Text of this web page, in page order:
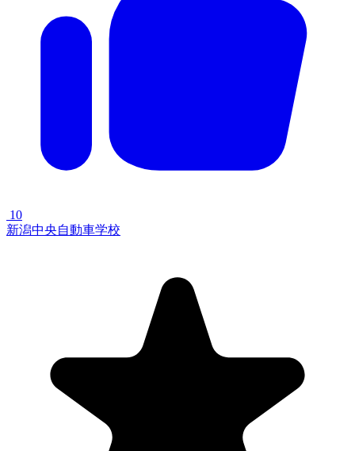
10
新潟中央自動車学校